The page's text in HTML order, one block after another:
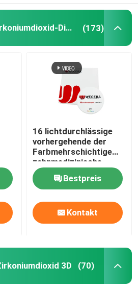
3D Mehrschichtige Zirkoniumdioxid-Diskette (173)
16 lichtdurchlässige
vorhergehende der
Farbmehrschichtige
zahnmedizinische
Zirkoniumdioxid-
Disketten-49% ultra
Bestpreis
Kontakt
3D (70)